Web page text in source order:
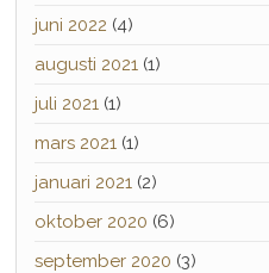
juni 2022 (4)
augusti 2021(1)
juli 2021(1)
mars 2021(1)
januari 2021(2)
oktober 2020 (6)
september 2020 (3)